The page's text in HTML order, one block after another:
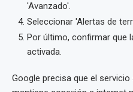
'Avanzado'.
Seleccionar 'Alertas de
Por último, confirmar que
activada.
Google precisa que el